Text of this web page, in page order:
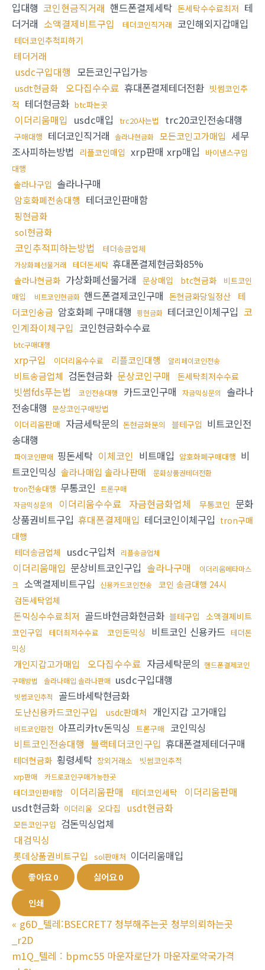
입대행 코인현금직거래 핸드폰결제세탁 돈세탁수수료최저 테
더거래 소액결제비트구입 테더코인직거래 코인해외지갑매입
테더코인추척피하기
테더거래
usdc구입대행 모든코인구입가능
usdt현금화 오다집수수료 휴대폰결제테더전환 빗썸코인추
적 테더현금화 btc파는곳
이더리움매입 usdc매입 trc20사는법 trc20코인전송대행
구매대행 테더코인직거래 솔라나현금화 모든코인고가매입 세무
조사피하는방법 리플코인매입 xrp판매 xrp매입
바이낸스구입
대행
솔라나구입 솔라나구매
암호화폐전송대행 테더코인판매함
핑현금화
sol현금화
코인추적피하는방법 테더송금업체
가상화폐선물거래 테더돈세탁 휴대폰결제현금화85%
솔라나현금화 가상화폐선물거래 문상매입 btc현금화
비트코인
매입
비트코인현금화 핸드폰결제코인구매 돈현금화당일정산
테
더코인송금 암호화폐 구매대행 핑현금화 테더코인이체구입 코
인계좌이체구입 코인현금화수수료
btc구매대행
xrp구입 이더리움수수료 리플코인대행 알리페이코인전송
비트송금업체 검돈현금화 문상코인구매 돈세탁최저수수료
빗썸fds푸는법 코인전송대행 카드코인구매 자금믹싱문의
솔라나
전송대행 문상코인구매방법
이더리움판매 자금세탁문의 돈현금화문의 블테구입 비트코인전
송대행
파이코인판매 핑돈세탁 이체코인 비트매입 암호화폐구매대행 비
트코인믹싱 솔라나매입 솔라나판매 문화상품권테더전환
tron전송대행 무통코인
트론구매
자금믹싱문의
이더리움수수료 자금현금화업체 무통코인 문화
상품권비트구입 휴대폰결제매입 테더코인이체구입 tron구매
대행
테더송금업체
usdc구입처 리플송금업체
이더리움매입 문상비트코인구입 솔라나구매
이더리움메타마스
크
소액결제비트구입 신용카드코인전송
코인 송금대행 24시
검돈세탁업체
돈믹싱수수료최저 골드바현금화현금화 블테구입 소액결제비트
코인구입
테더최저수수료 코인돈믹싱 비트코인 신용카드 테더돈
믹싱
개인지갑고가매입 오다집수수료 자금세탁문의 핸드폰결제코인
구매방법
솔라나매입 솔라나판매 usdc구입대행
빗썸코인추적 골드바세탁현금화
도난신용카드코인구입 usdc판매처 개인지갑 고가매입
비트코인환전 아프리카tv돈믹싱 트론구매 코인믹싱
비트코인전송대행 블랙테더코인구입 휴대폰결제테더구매
테더현금화 횡령세탁 장외거래소 빗썸코인추적
xrp판매 카드로코인구매가능한곳
테더코인판매함 이더리움판매 테더코인세탁
이더리움판매
usdt현금화 이더리움 오다집 usdt현금화
모든코인구입 검돈믹싱업체
대검믹싱
롯데상품권비트구입 sol판매처 이더리움매입
좋아요0 싫어요0
인쇄
« g6D_텔레:BSECRET7 청부해주는곳 청부의뢰하는곳
_r2D
m1Q_텔레 : bpmc55 마운자로단가 마운자로약국가격